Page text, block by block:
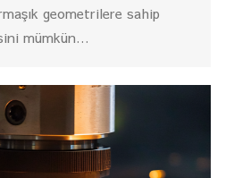
geometrilere sahip
mümkün…